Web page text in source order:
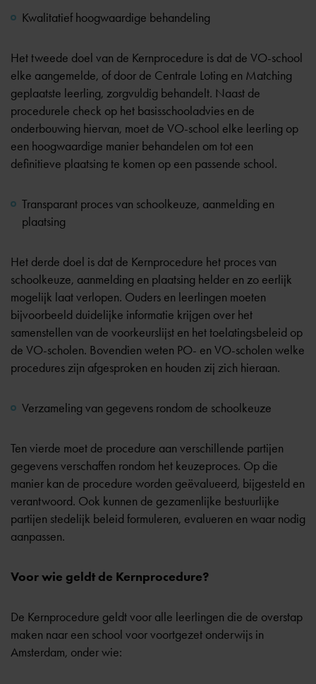
Kwalitatief hoogwaardige behandeling
Het tweede doel van de Kernprocedure is dat de VO-school
elke aangemelde, of door de Centrale Loting en Matching
geplaatste leerling, zorgvuldig behandelt. Naast de
procedurele check op het basisschooladvies en de
onderbouwing hiervan, moet de VO-school elke leerling op
een hoogwaardige manier behandelen om tot een
definitieve plaatsing te komen op een passende school.
Transparant proces van schoolkeuze, aanmelding en
plaatsing
Het derde doel is dat de Kernprocedure het proces van
schoolkeuze, aanmelding en plaatsing helder en zo eerlijk
mogelijk laat verlopen. Ouders en leerlingen moeten
bijvoorbeeld duidelijke informatie krijgen over het
samenstellen van de voorkeurslijst en het toelatingsbeleid op
de VO-scholen. Bovendien weten PO- en VO-scholen welke
procedures zijn afgesproken en houden zij zich hieraan.
Verzameling van gegevens rondom de schoolkeuze
Ten vierde moet de procedure aan verschillende partijen
gegevens verschaffen rondom het keuzeproces. Op die
manier kan de procedure worden geëvalueerd, bijgesteld en
verantwoord. Ook kunnen de gezamenlijke bestuurlijke
partijen stedelijk beleid formuleren, evalueren en waar nodig
aanpassen.
Voor wie geldt de Kernprocedure?
De Kernprocedure geldt voor alle leerlingen die de overstap
maken naar een school voor voortgezet onderwijs in
Amsterdam, onder wie: